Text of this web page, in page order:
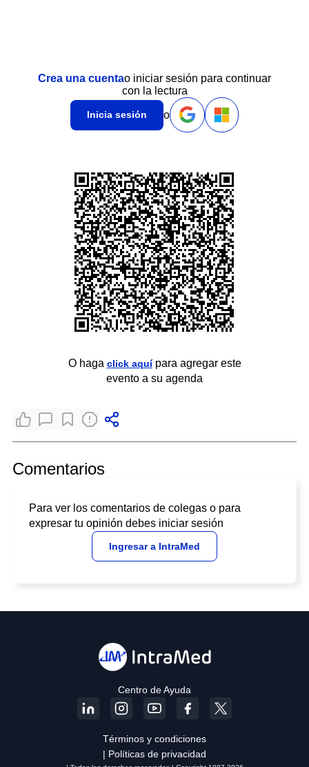
Crea una cuentao iniciar sesión para continuar
con la lectura
Inicia sesión o
O haga click aquípara agregar este
evento a su agenda
Comentarios
Para ver los comentarios de colegas o para
expresar tu opinión debes iniciar sesión
Ingresar a IntraMed
Centro de Ayuda
Términos y condiciones
| Políticas de privacidad